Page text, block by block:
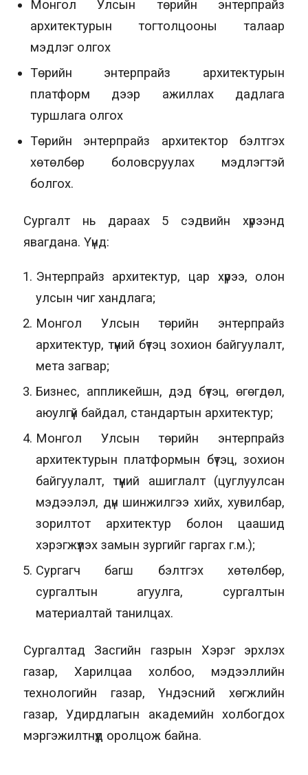
Монгол Улсын төрийн энтерпрайз
архитектурын тогтолцооны талаар
мэдлэг олгох
Төрийн энтерпрайз архитектурын
платформ дээр ажиллах дадлага
туршлага олгох
Төрийн энтерпрайз архитектор бэлтгэх
хөтөлбөр боловсруулах мэдлэгтэй
болгох.
Сургалт нь дараах 5 сэдвийн хүрээнд
явагдана. Үүнд:
Энтерпрайз архитектур, цар хүрээ, олон
улсын чиг хандлага;
Монгол Улсын төрийн энтерпрайз
архитектур, түүний бүтэц зохион байгуулалт,
мета загвар;
Бизнес, аппликейшн, дэд бүтэц, өгөгдөл,
аюулгүй байдал, стандартын архитектур;
Монгол Улсын төрийн энтерпрайз
архитектурын платформын бүтэц, зохион
байгуулалт, түүний ашиглалт (цуглуулсан
мэдээлэл, дүн шинжилгээ хийх, хувилбар,
зорилтот архитектур болон цаашид
хэрэгжүүлэх замын зургийг гаргах г.м.);
Сургагч багш бэлтгэх хөтөлбөр,
сургалтын агуулга, сургалтын
материалтай танилцах.
Сургалтад Засгийн газрын Хэрэг эрхлэх
газар, Харилцаа холбоо, мэдээллийн
технологийн газар, Үндэсний хөгжлийн
газар, Удирдлагын академийн холбогдох
мэргэжилтнүүд оролцож байна.